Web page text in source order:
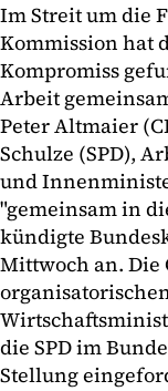
Im Streit um die
Kommission hat
Kompromiss
Arbeit
Peter Altmaier
Schulze (SPD),
und
"gemeinsam in
kündigte
Mittwoch an. Die
die SPD im
Stellung